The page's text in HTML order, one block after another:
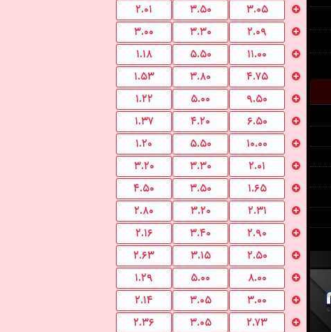
۲.۰۱ ۳.۵۰
۳.۰۵
۳.۰۰ ۳.۳۰
۲.۰۹
۱.۱۸ ۵.۵۰
۱۱.۰۰
۱.۵۳ ۳.۸۰
۴.۷۵
۱.۲۲ ۵.۰۰
۹.۵۰
۱.۳۷ ۴.۲۰
۶.۵۰
۱.۲۰ ۵.۵۰
۱۰.۰۰
۳.۲۰ ۳.۳۰
۲.۰۱
۴.۵۰ ۳.۵۰
۱.۶۵
۲.۸۰ ۳.۲۰
۲.۳۱
۲.۱۶ ۳.۴۰
۲.۹۰
۲.۶۳ ۳.۱۵
۲.۵۰
۱.۲۹ ۵.۰۰
۸.۰۰
۲.۱۴ ۳.۰۵
۳.۰۰
۲.۳۶ ۳.۰۵
۲.۷۳